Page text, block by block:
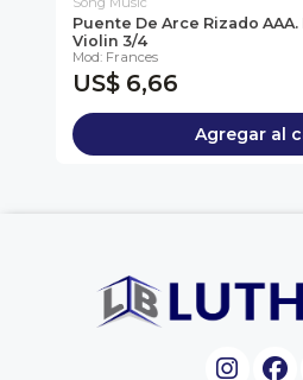
Puente De Arce Rizado AAA.
Violin 3/4
Mod: Frances
US$ 6,66
Agregar al